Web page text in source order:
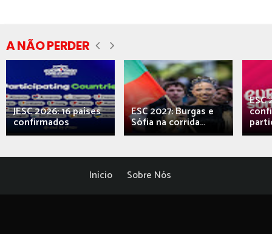
A NÃO PERDER
JESC 2026: 16 países
confirmados
ESC 2027: Burgas e
Sófia na corrida...
ESC
Início Sobre Nós